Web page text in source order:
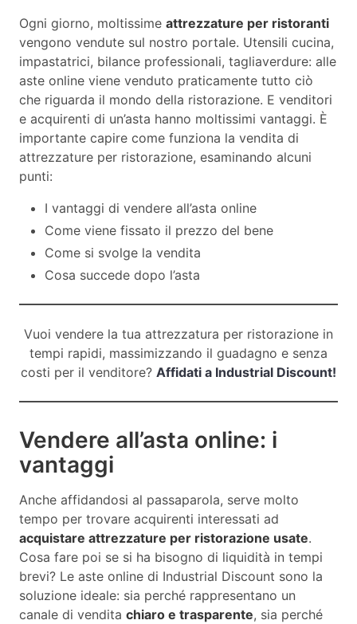
Ogni giorno, moltissime attrezzature per ristoranti
vengono vendute sul nostro portale. Utensili cucina,
impastatrici, bilance professionali, tagliaverdure: alle
aste online viene venduto praticamente tutto ciò
che riguarda il mondo della ristorazione. E venditori
e acquirenti di un’asta hanno moltissimi vantaggi. È
importante capire come funziona la vendita di
attrezzature per ristorazione, esaminando alcuni
punti:
I vantaggi di vendere all’asta online
Come viene fissato il prezzo del bene
Come si svolge la vendita
Cosa succede dopo l’asta
Vuoi vendere la tua attrezzatura per ristorazione in
tempi rapidi, massimizzando il guadagno e senza
costi per il venditore? Affidati a Industrial Discount!
Vendere all’asta online: i
vantaggi
Anche affidandosi al passaparola, serve molto
tempo per trovare acquirenti interessati ad
acquistare attrezzature per ristorazione usate.
Cosa fare poi se si ha bisogno di liquidità in tempi
brevi? Le aste online di Industrial Discount sono la
soluzione ideale: sia perché rappresentano un
canale di vendita chiaro e trasparente, sia perché